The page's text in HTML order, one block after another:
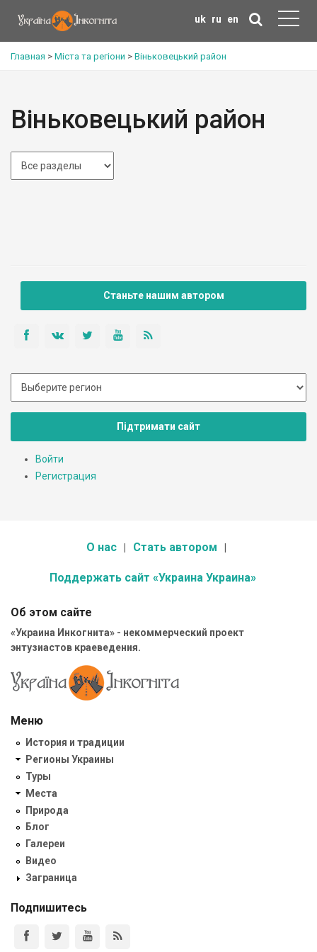
uk ru en
Главная > Міста та регіони > Віньковецький район
Віньковецький район
Станьте нашим автором
Підтримати сайт
Войти
Регистрация
О нас Стать автором
Поддержать сайт «Украина Украина»
Об этом сайте
«Украина Инкогнита» - некоммерческий проект
энтузиастов краеведения.
Меню
История и традиции
Регионы Украины
Туры
Места
Природа
Блог
Галереи
Видео
Заграница
Подпишитесь